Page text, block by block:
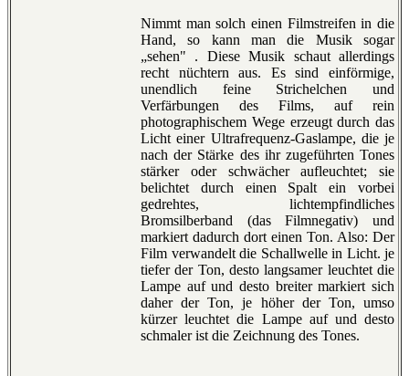
Nimmt man solch einen Filmstreifen in die
Hand, so kann man die Musik sogar
„sehen" . Diese Musik schaut allerdings
recht nüchtern aus. Es sind einförmige,
unendlich feine Strichelchen und
Verfärbungen des Films, auf rein
photographischem Wege erzeugt durch das
Licht einer Ultrafrequenz-Gaslampe, die je
nach der Stärke des ihr zugeführten Tones
stärker oder schwächer aufleuchtet; sie
belichtet durch einen Spalt ein vorbei
gedrehtes, lichtempfindliches
Bromsilberband (das Filmnegativ) und
markiert dadurch dort einen Ton. Also: Der
Film verwandelt die Schallwelle in Licht. je
tiefer der Ton, desto langsamer leuchtet die
Lampe auf und desto breiter markiert sich
daher der Ton, je höher der Ton, umso
kürzer leuchtet die Lampe auf und desto
schmaler ist die Zeichnung des Tones.